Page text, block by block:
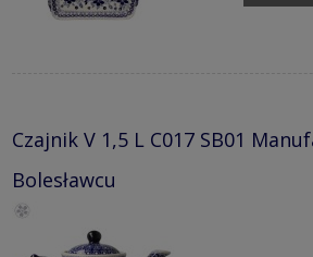
Czajnik V 1,5 L C017 SB01
Bolesławcu